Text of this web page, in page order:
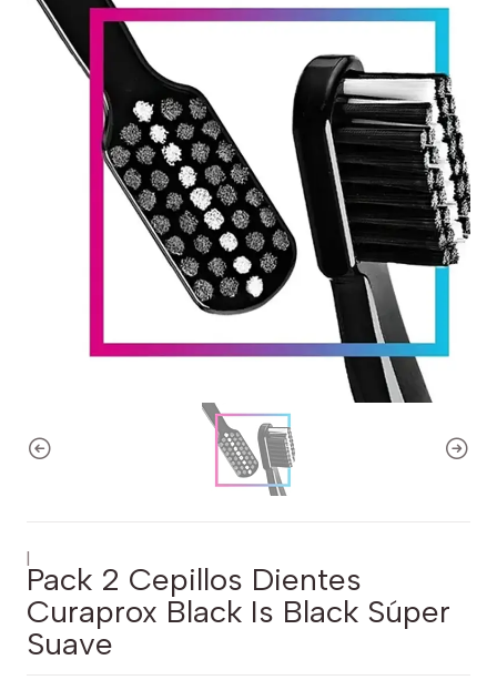
|
Pack 2 Cepillos Dientes
Curaprox Black Is Black Súper
Suave